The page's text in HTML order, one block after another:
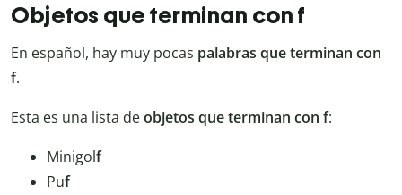
Objetos que terminan con f
En español, hay muy pocas palabras que terminan con
f.
Esta es una lista deobjetos que terminan con f:
Minigolf
Puf